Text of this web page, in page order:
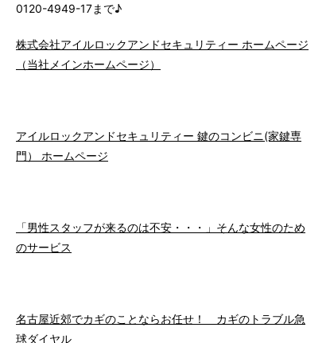
0120-4949-17まで♪
株式会社アイルロックアンドセキュリティー ホームページ
（当社メインホームページ）
アイルロックアンドセキュリティー 鍵のコンビニ(家鍵専
門） ホームページ
「男性スタッフが来るのは不安・・・」そんな女性のため
のサービス
名古屋近郊でカギのことならお任せ！ カギのトラブル急
球ダイヤル